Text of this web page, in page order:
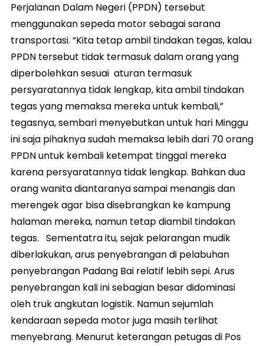
Perjalanan Dalam Negeri (PPDN) tersebut
menggunakan sepeda motor sebagai sarana
transportasi. “Kita tetap ambil tindakan tegas, kalau
PPDN tersebut tidak termasuk dalam orang yang
diperbolehkan sesuai aturan termasuk
persyaratannya tidak lengkap, kita ambil tindakan
tegas yang memaksa mereka untuk kembali,”
tegasnya, sembari menyebutkan untuk hari Minggu
ini saja pihaknya sudah memaksa lebih dari 70 orang
PPDN untuk kembali ketempat tinggal mereka
karena persyaratannya tidak lengkap. Bahkan dua
orang wanita diantaranya sampai menangis dan
merengek agar bisa disebrangkan ke kampung
halaman mereka, namun tetap diambil tindakan
tegas. Sementatra itu, sejak pelarangan mudik
diberlakukan, arus penyebrangan di pelabuhan
penyebrangan Padang Bai relatif lebih sepi. Arus
penyebrangan kali ini sebagian besar didominasi
oleh truk angkutan logistik. Namun sejumlah
kendaraan sepeda motor juga masih terlihat
menyebrang. Menurut keterangan petugas di Pos